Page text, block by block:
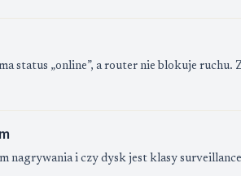
status „online”, a router nie blokuje
nagrywania i czy dysk jest klasy